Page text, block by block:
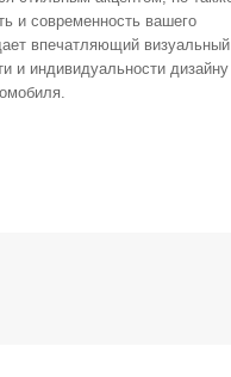
и современность вашего
впечатляющий визуальный
и индивидуальности дизайну